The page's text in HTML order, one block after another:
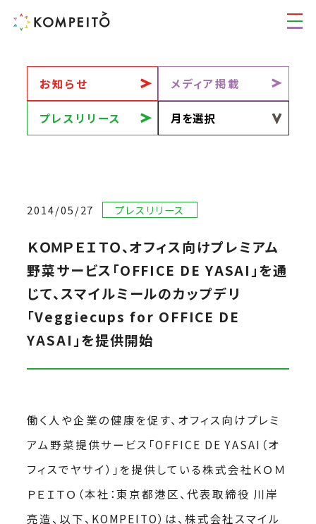
お知らせ メディア掲載
プレスリリース
2014/05/27 プレスリリース
ＫＯＭＰＥＩＴＯ、オフィス向けプレミアム
野菜サービス「OFFICE DE YASAI」を通
じて、スマイルミールのカップデリ
「Veggiecups for OFFICE DE
YASAI」を提供開始
働く人や企業の健康を促す、オフィス向けプレミ
アム野菜提供サービス「OFFICE DE YASAI（オ
フィスでヤサイ）」を提供している株式会社ＫＯＭ
ＰＥＩＴＯ（本社：東京都港区、代表取締役 川岸
亮造、以下、KOMPEITO）は、株式会社スマイル